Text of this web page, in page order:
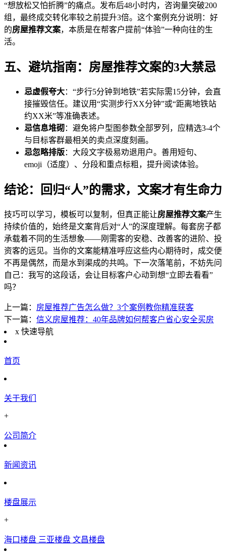
“想放松又怕折腾”的痛点。发布后48小时内，咨询量突破200
组，最终成交转化率较之前提升3倍。这个案例充分说明：好
的房屋推荐文案，本质是在帮客户提前“体验”一种向往的生
活。
五、避坑指南：房屋推荐文案的3大禁忌
忌虚假夸大：“步行5分钟到地铁”若实际需15分钟，会直
接摧毁信任。建议用“实测步行XX分钟”或“距离地铁站
约XX米”等准确表述。
忌信息堆砌：避免将户型图参数全部罗列，应精选3-4个
与目标客群最相关的卖点深度刻画。
忌忽略排版：大段文字极易劝退用户。善用短句、
emoji（适度）、分段和重点标粗，提升阅读体验。
结论：回归“人”的需求，文案才有生命力
技巧可以学习，模板可以复制，但真正能让房屋推荐文案产生
持续价值的，始终是文案背后对“人”的深度理解。每套房子都
承载着不同的生活想象——刚需客的安稳、改善客的进阶、投
资客的远见。当你的文案能精准呼应这些内心期待时，成交便
不再是偶然，而是水到渠成的共鸣。下一次落笔前，不妨先问
自己：我写的这段话，会让目标客户心动到想“立即去看看”
吗？
上一篇： 房屋推荐广告怎么做？3个案例教你精准获客
下一篇： 信义房屋推荐：40年品牌如何帮客户省心安全买房
x 快速导航
首页
关于我们
+
公司简介
新闻资讯
楼盘展示
+
海口楼盘 三亚楼盘 文昌楼盘